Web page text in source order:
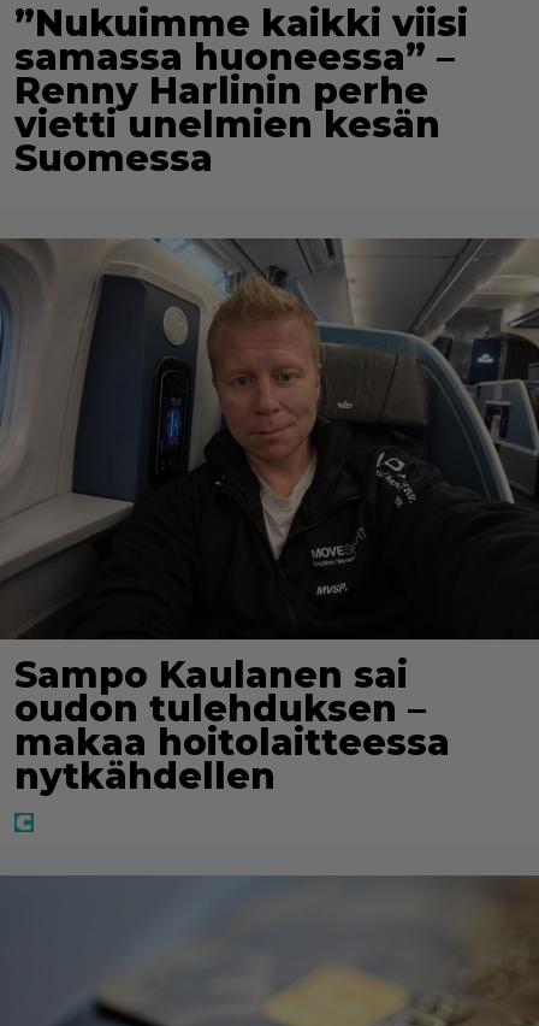
”Nukuimme kaikki viisi
samassa huoneessa” –
Renny Harlinin perhe
vietti unelmien kesän
Suomessa
Sampo Kaulanen sai
oudon tulehduksen –
makaa hoitolaitteessa
nytkähdellen